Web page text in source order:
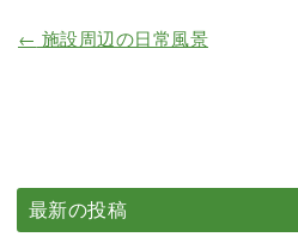
← 施設周辺の日常風景
最新の投稿